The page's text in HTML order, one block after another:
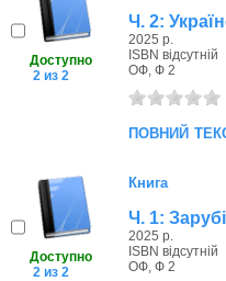
Доступно
2 из 2
Ч. 2:
2025 р.
ISBN відсутній
ОФ, Ф 2
повний
Доступно
2 из 2
Книга
Ч. 1:
2025 р.
ISBN відсутній
ОФ, Ф 2